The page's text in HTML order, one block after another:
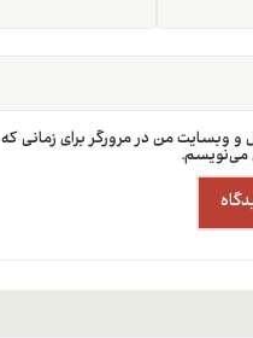
و وبسایت من در مرورگر برای زمانی که
می‌نویسم.